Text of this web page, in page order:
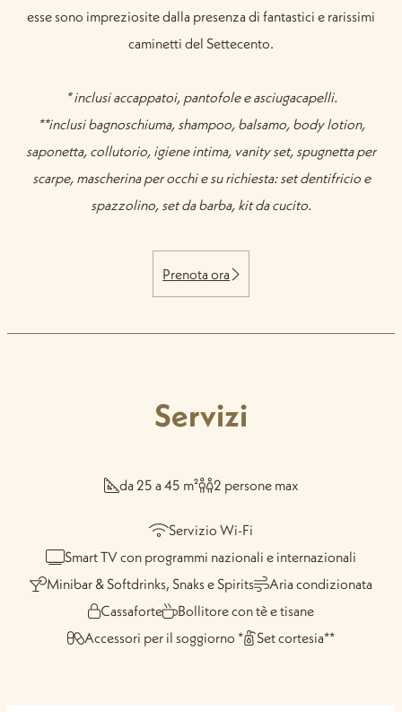
esse sono impreziosite dalla presenza di fantastici e rarissimi
caminetti del Settecento.
* inclusi accappatoi, pantofole e asciugacapelli.
**inclusi bagnoschiuma, shampoo, balsamo, body lotion,
saponetta, collutorio, igiene intima, vanity set, spugnetta per
scarpe, mascherina per occhi e su richiesta: set dentifricio e
spazzolino, set da barba, kit da cucito.
Prenota ora
Servizi
da 25 a 45 m² 2 persone max
Servizio Wi-Fi
Smart TV con programmi nazionali e internazionali
Minibar & Softdrinks, Snaks e Spirits
Aria condizionata
Cassaforte
Bollitore con tè e tisane
Accessori per il soggiorno *
Set cortesia**